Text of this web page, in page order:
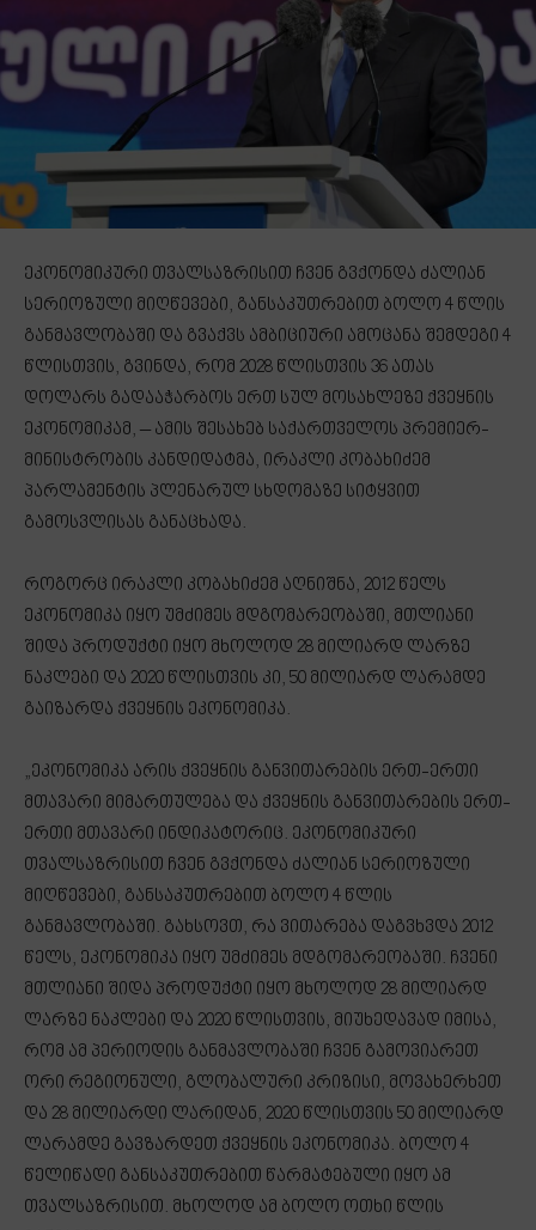
ეკონომიკური თვალსაზრისით ჩვენ გვქონდა ძალიან
სერიოზული მიღწევები, განსაკუთრებით ბოლო 4 წლის
განმავლობაში და გვაქვს ამბიციური ამოცანა შემდეგი 4
წლისთვის, გვინდა, რომ 2028 წლისთვის 36 ათას
დოლარს გადააჭარბოს ერთ სულ მოსახლეზე ქვეყნის
ეკონომიკამ, – ამის შესახებ საქართველოს პრემიერ-
მინისტრობის კანდიდატმა, ირაკლი კობახიძემ
პარლამენტის პლენარულ სხდომაზე სიტყვით
გამოსვლისას განაცხადა.
როგორც ირაკლი კობახიძემ აღნიშნა, 2012 წელს
ეკონომიკა იყო უმძიმეს მდგომარეობაში, მთლიანი
შიდა პროდუქტი იყო მხოლოდ 28 მილიარდ ლარზე
ნაკლები და 2020 წლისთვის კი, 50 მილიარდ ლარამდე
გაიზარდა ქვეყნის ეკონომიკა.
„ეკონომიკა არის ქვეყნის განვითარების ერთ-ერთი
მთავარი მიმართულება და ქვეყნის განვითარების ერთ-
ერთი მთავარი ინდიკატორიც. ეკონომიკური
თვალსაზრისით ჩვენ გვქონდა ძალიან სერიოზული
მიღწევები, განსაკუთრებით ბოლო 4 წლის
განმავლობაში. გახსოვთ, რა ვითარება დაგვხვდა 2012
წელს, ეკონომიკა იყო უმძიმეს მდგომარეობაში. ჩვენი
მთლიანი შიდა პროდუქტი იყო მხოლოდ 28 მილიარდ
ლარზე ნაკლები და 2020 წლისთვის, მიუხედავად იმისა,
რომ ამ პერიოდის განმავლობაში ჩვენ გამოვიარეთ
ორი რეგიონული, გლობალური კრიზისი, მოვახერხეთ
და 28 მილიარდი ლარიდან, 2020 წლისთვის 50 მილიარდ
ლარამდე გავზარდეთ ქვეყნის ეკონომიკა. ბოლო 4
წელიწადი განსაკუთრებით წარმატებული იყო ამ
თვალსაზრისით. მხოლოდ ამ ბოლო ოთხი წლის